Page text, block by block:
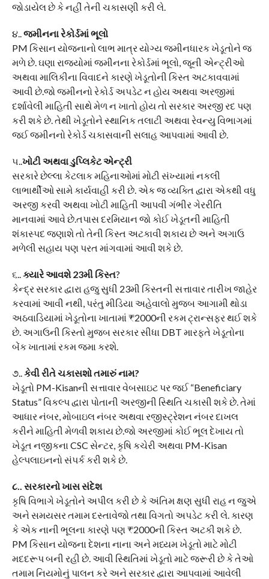
જોડાયેલ છે કે નહીં તેની ચકાસણી કરી લે.
૪..જમીનના રેકોર્ડમાં ભૂલો
PM કિસાન યોજનાનો લાભ માત્ર યોગ્ય જમીનધારક ખેડૂતોને જ
મળે છે. ઘણા રાજ્યોમાં જમીનના રેકોર્ડમાં ભૂલો, જૂની એન્ટ્રીઓ
અથવા માલિકીના વિવાદને કારણે ખેડૂતોની કિસ્ત અટકાવવામાં
આવી છે.જો જમીનનો રેકોર્ડ અપડેટ ન હોય અથવા અરજીમાં
દર્શાવેલી માહિતી સાથે મેળ ન ખાતો હોય તો સરકાર અરજી રદ પણ
કરી શકે છે. તેથી ખેડૂતોને સ્થાનિક તલાટી અથવા રેવન્યુ વિભાગમાં
જઈ જમીનનો રેકોર્ડ ચકાસવાની સલાહ આપવામાં આવી છે.
૫..ખોટી અથવા ડુપ્લિકેટ એન્ટ્રી
સરકારે છેલ્લા કેટલાક મહિનાઓમાં મોટી સંખ્યામાં નકલી
લાભાર્થીઓ સામે કાર્યવાહી કરી છે. એક જ વ્યક્તિ દ્વારા એકથી વધુ
અરજી કરવી અથવા ખોટી માહિતી આપવી ગંભીર ગેરરીતિ
માનવામાં આવે છે.તપાસ દરમિયાન જો કોઈ ખેડૂતની માહિતી
શંકાસ્પદ જણાશે તો તેની કિસ્ત અટકાવી શકાય છે અને અગાઉ
મળેલી સહાય પણ પરત માંગવામાં આવી શકે છે.
૬..ક્યારે આવશે 23મી કિસ્ત?
કેન્દ્ર સરકાર દ્વારા હજુ સુધી 23મી કિસ્તની સત્તાવાર તારીખ જાહેર
કરવામાં આવી નથી, પરંતુ મીડિયા અહેવાલો મુજબ આગામી થોડા
અઠવાડિયામાં ખેડૂતોના ખાતામાં ₹2000ની રકમ ટ્રાન્સફર થઈ શકે
છે. અગાઉની કિસ્તો મુજબ સરકાર સીધા DBT મારફતે ખેડૂતોના
બેંક ખાતામાં રકમ જમા કરશે.
૭..કેવી રીતે ચકાસશો તમારું નામ?
ખેડૂતો PM-Kisanની સત્તાવાર વેબસાઇટ પર જઈ “Beneficiary
Status” વિકલ્પ દ્વારા પોતાની અરજીની સ્થિતિ ચકાસી શકે છે. તેમાં
આધાર નંબર, મોબાઇલ નંબર અથવા રજીસ્ટ્રેશન નંબર દાખલ
કરીને માહિતી મેળવી શકાય છે.જો અરજીમાં કોઈ ભૂલ દેખાય તો
ખેડૂત નજીકના CSC સેન્ટર, કૃષિ કચેરી અથવા PM-Kisan
હેલ્પલાઇનનો સંપર્ક કરી શકે છે.
૮.. સરકારનો ખાસ સંદેશ
કૃષિ વિભાગે ખેડૂતોને અપીલ કરી છે કે અંતિમ ક્ષણ સુધી રાહ ન જુએ
અને સમયસર તમામ દસ્તાવેજો તથા વિગતો અપડેટ કરી લે. કારણ
કે એક નાની ભૂલના કારણે પણ ₹2000ની કિસ્ત અટકી શકે છે.
PM કિસાન યોજના દેશના નાના અને મધ્યમ ખેડૂતો માટે મોટી
મદદરૂપ બની રહી છે. આવી સ્થિતિમાં ખેડૂતો માટે જરૂરી છે કે તેઓ
તમામ નિયમોનું પાલન કરે અને સરકાર દ્વારા આપવામાં આવેલી